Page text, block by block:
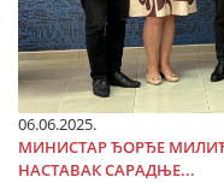
06.06.2025.
МИНИСТАР ЂОРЂЕ
НАСТАВАК САРАДЊЕ...